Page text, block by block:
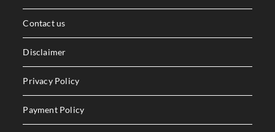
Contact us
Disclaimer
Privacy Policy
Payment Policy